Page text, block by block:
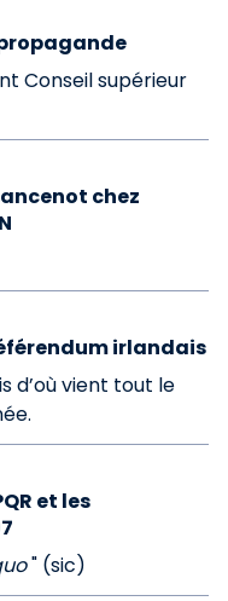
Conseil supérieur
chez
irlandais
d’où vient tout le
et les
" (sic)